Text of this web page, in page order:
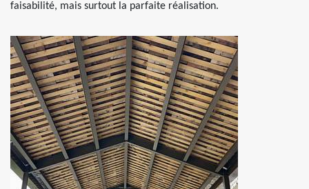
faisabilité, mais surtout la parfaite réalisation.